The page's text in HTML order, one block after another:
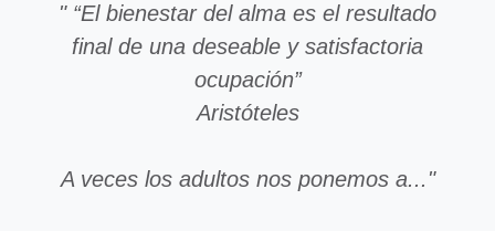
" “El bienestar del alma es el resultado
final de una deseable y satisfactoria
ocupación”
Aristóteles
A veces los adultos nos ponemos a..."